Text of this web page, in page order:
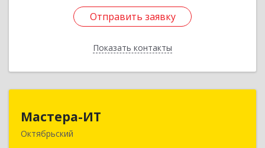
Отправить заявку
Показать контакты
Отправить заявку
Назад
Мастера-ИТ
Октябрьский
452607, Башкортостан Респ, Октябрьский г,